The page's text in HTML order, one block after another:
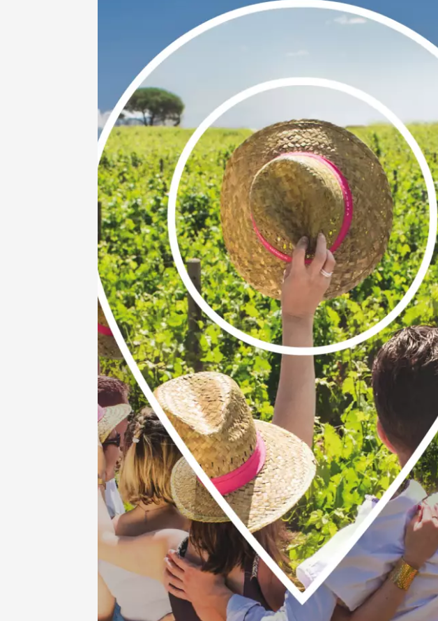
Tourelles
06 août 2026
Oenologie Produits du terroir
Bourdic
19:00
06 août 2026 et plus Oenologie
L'oeno-sophrologie
Vaison-la-Romaine
09:00
12:00
06 août 2026 et plus Oenologie
Escapades gourmandes au
domaine Clavel
Saint-Gervais
09:00
12:00